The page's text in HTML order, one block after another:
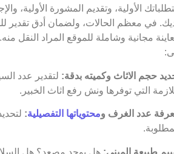
الأولية، وتقديم المشورة الأولية،
في معظم الحالات، ولضمان أدق تقدير
مجانية وشاملة للموقع المراد النقل
حجم الاثاث وكميته بدقة: لتقدير عدد
التي توفرها ونش رفع اثاث الخبير.
عدد الغرف ومحتوياتها التفصيلية:
طبيعة المبنى: هل يوجد مصعد؟ هل